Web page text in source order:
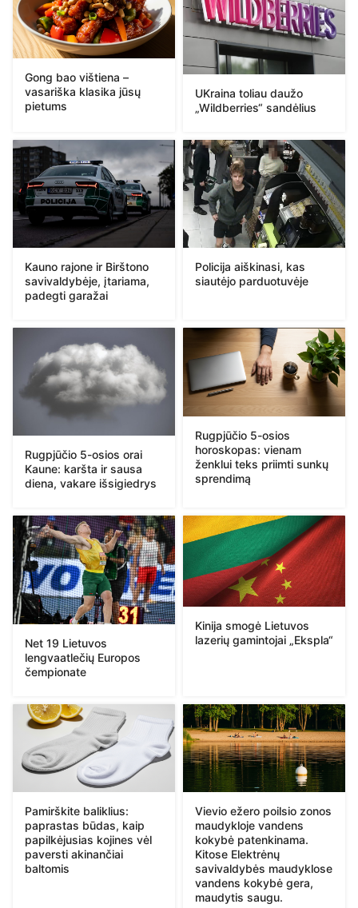
Gong bao vištiena –
vasariška klasika jūsų
pietums
UKraina toliau daužo
„Wildberries“ sandėlius
Kauno rajone ir Birštono
savivaldybėje, įtariama,
padegti garažai
Policija aiškinasi, kas
siautėjo parduotuvėje
Rugpjūčio 5-osios orai
Kaune: karšta ir sausa
diena, vakare išsigiedrys
Rugpjūčio 5-osios
horoskopas: vienam
ženklui teks priimti sunkų
sprendimą
Net 19 Lietuvos
lengvaatlečių Europos
čempionate
Kinija smogė Lietuvos
lazerių gamintojai „Ekspla“
Pamirškite baliklius:
paprastas būdas, kaip
papilkėjusias kojines vėl
paversti akinančiai
baltomis
Vievio ežero poilsio zonos
maudykloje vandens
kokybė patenkinama.
Kitose Elektrėnų
savivaldybės maudyklose
vandens kokybė gera,
maudytis saugu.